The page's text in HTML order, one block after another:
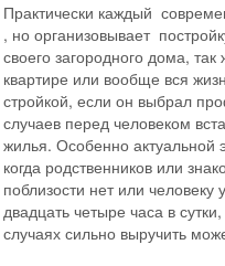
Практически каждый
, но организовывает
своего загородного дома,
квартире или вообще вся
стройкой, если он выбрал
случаев перед человеком
жилья. Особенно актуальной
когда родственников или
поблизости нет или человеку
двадцать четыре часа в
случаях сильно выручить